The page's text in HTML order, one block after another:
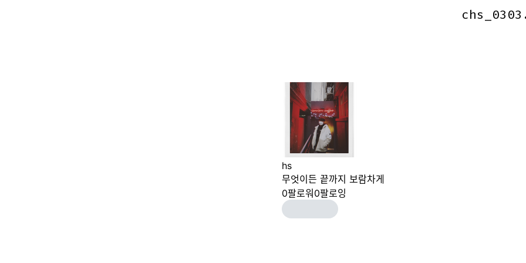
hs
무엇이든 끝까지 보람차게
0팔로워 0팔로잉